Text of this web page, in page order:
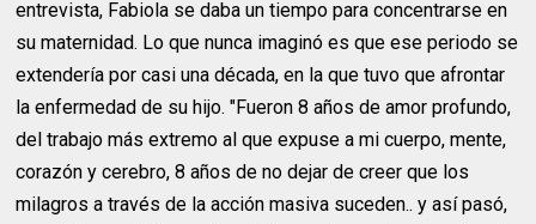
entrevista, Fabiola se daba un tiempo para concentrarse en
su maternidad. Lo que nunca imaginó es que ese periodo se
extendería por casi una década, en la que tuvo que afrontar
la enfermedad de su hijo. "Fueron 8 años de amor profundo,
del trabajo más extremo al que expuse a mi cuerpo, mente,
corazón y cerebro, 8 años de no dejar de creer que los
milagros a través de la acción masiva suceden.. y así pasó,